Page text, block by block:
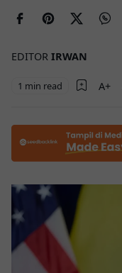
EDITOR IRWAN
1 min read